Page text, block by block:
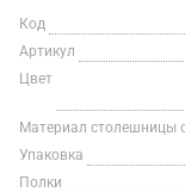
Код
Артикул
Цвет
Материал столешницы
Упаковка
Полки